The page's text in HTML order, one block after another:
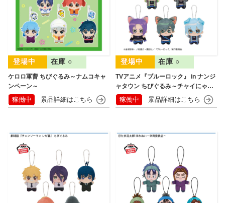
ケロロ軍曹 ちびぐるみ～ナムコキャ
ンペーン～
在庫 ○
稼働中
TVアニメ『ブルーロック』 in ナンジ
ャタウン ちびぐるみ～チャイにゃFe
s～
在庫 ○
稼働中